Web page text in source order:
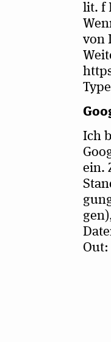
lit. f
von
Ich
ein.
Out: